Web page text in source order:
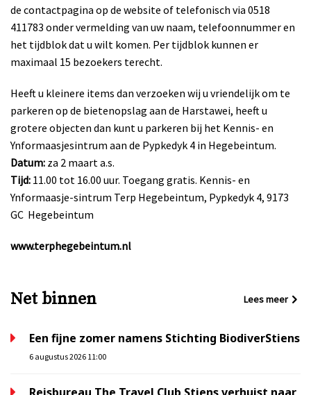
de contactpagina op de website of telefonisch via 0518
411783 onder vermelding van uw naam, telefoonnummer en
het tijdblok dat u wilt komen. Per tijdblok kunnen er
maximaal 15 bezoekers terecht.
Heeft u kleinere items dan verzoeken wij u vriendelijk om te
parkeren op de bietenopslag aan de Harstawei, heeft u
grotere objecten dan kunt u parkeren bij het Kennis- en
Ynformaasjesintrum aan de Pypkedyk 4 in Hegebeintum.
Datum: za 2 maart a.s.
Tijd: 11.00 tot 16.00 uur. Toegang gratis. Kennis- en
Ynformaasje-sintrum Terp Hegebeintum, Pypkedyk 4, 9173
GC Hegebeintum
www.terphegebeintum.nl
Net binnen Lees meer
Een fijne zomer namens Stichting BiodiverStiens
6 augustus 2026 11:00